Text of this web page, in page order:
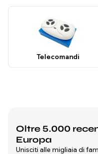
Telecomandi
Oltre 5.000
Europa
Unisciti alle migliaia di